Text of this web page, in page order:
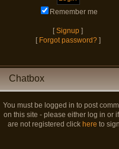
Remember me
[Signup ]
[ Forgot password? ]
Chatbox
You must be logged in to post
on this site - please either log in or
are not registered click here to